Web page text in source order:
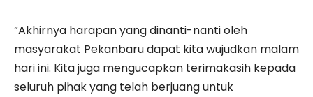
”Akhirnya harapan yang dinanti-nanti oleh
masyarakat Pekanbaru dapat kita wujudkan malam
hari ini. Kita juga mengucapkan terimakasih kepada
seluruh pihak yang telah berjuang untuk